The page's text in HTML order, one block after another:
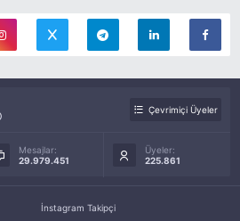
Çevrimiçi Üyeler
Mesajlar:
29.979.451
Üyeler:
225.861
İnstagram Takipçi